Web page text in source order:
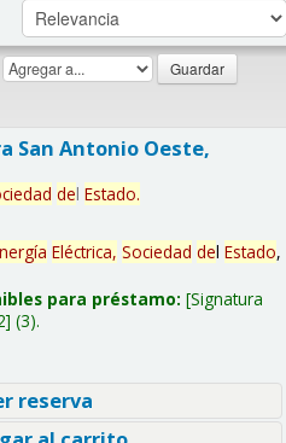
San Antonio Oeste,
del Estado.
Eléctrica, Sociedad del Estado,
para préstamo: Signatura
(3).
reserva